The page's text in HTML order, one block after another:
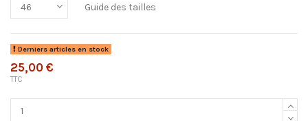
Guide des tailles
Derniers articles en stock
25,00 €
TTC